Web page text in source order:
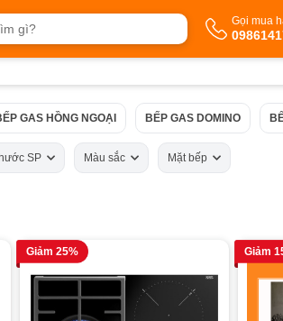
Gọi mua
GAS HỒNG NGOẠI BẾP GAS DOMINO
SP Màu sắc Mặt bếp
Giảm 25% Giảm